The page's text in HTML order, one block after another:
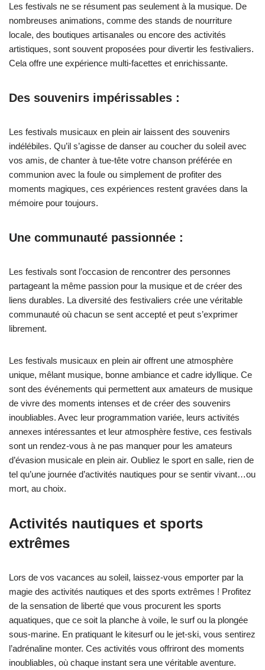
Les festivals ne se résument pas seulement à la musique. De
nombreuses animations, comme des stands de nourriture
locale, des boutiques artisanales ou encore des activités
artistiques, sont souvent proposées pour divertir les festivaliers.
Cela offre une expérience multi-facettes et enrichissante.
Des souvenirs impérissables :
Les festivals musicaux en plein air laissent des souvenirs
indélébiles. Qu’il s’agisse de danser au coucher du soleil avec
vos amis, de chanter à tue-tête votre chanson préférée en
communion avec la foule ou simplement de profiter des
moments magiques, ces expériences restent gravées dans la
mémoire pour toujours.
Une communauté passionnée :
Les festivals sont l’occasion de rencontrer des personnes
partageant la même passion pour la musique et de créer des
liens durables. La diversité des festivaliers crée une véritable
communauté où chacun se sent accepté et peut s’exprimer
librement.
Les festivals musicaux en plein air offrent une atmosphère
unique, mêlant musique, bonne ambiance et cadre idyllique. Ce
sont des événements qui permettent aux amateurs de musique
de vivre des moments intenses et de créer des souvenirs
inoubliables. Avec leur programmation variée, leurs activités
annexes intéressantes et leur atmosphère festive, ces festivals
sont un rendez-vous à ne pas manquer pour les amateurs
d’évasion musicale en plein air. Oubliez le sport en salle, rien de
tel qu’une journée d’activités nautiques pour se sentir vivant…ou
mort, au choix.
Activités nautiques et sports
extrêmes
Lors de vos vacances au soleil, laissez-vous emporter par la
magie des activités nautiques et des sports extrêmes ! Profitez
de la sensation de liberté que vous procurent les sports
aquatiques, que ce soit la planche à voile, le surf ou la plongée
sous-marine. En pratiquant le kitesurf ou le jet-ski, vous sentirez
l’adrénaline monter. Ces activités vous offriront des moments
inoubliables, où chaque instant sera une véritable aventure.